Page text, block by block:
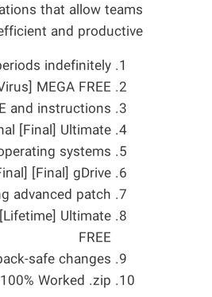
that allow teams
and productive.
indefinitely
MEGA FREE
and instructions
[Final] Ultimate
systems
[Final] gDrive
advanced patch
Ultimate
FREE
safe changes
Worked .zip